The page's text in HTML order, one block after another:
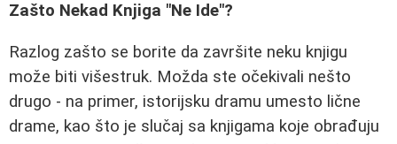
Zašto Nekad Knjiga "Ne Ide"?
Razlog zašto se borite da završite neku knjigu
može biti višestruk. Možda ste očekivali nešto
drugo - na primer, istorijsku dramu umesto lične
drame, kao što je slučaj sa knjigama koje obrađuju